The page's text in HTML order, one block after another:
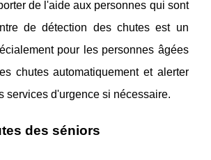
de l'aide aux personnes qui sont
de détection des chutes est un
pour les personnes âgées
chutes automatiquement et alerter
services d'urgence si nécessaire.
des séniors